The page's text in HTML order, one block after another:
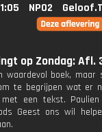
NPO2
op Zondag: Afl.
waardevol boek, maar
te begrijpen wat er
een tekst. Paulien
Geest ons wil